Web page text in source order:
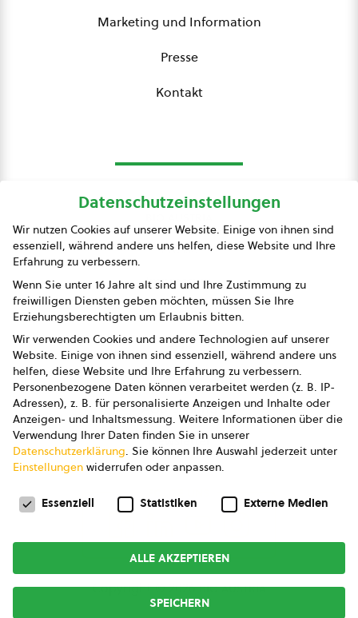
Marketing und Information
Presse
Kontakt
Presse
Impressum
Datenschutz
AGB
AGB Marketing GmbH
AGB Bildung
Newsletter
Copyright © 2026bio austria
Datenschutzeinstellungen
Wir nutzen Cookies auf unserer Website. Einige von ihnen sind
essenziell, während andere uns helfen, diese Website und Ihre
Erfahrung zu verbessern.
Wenn Sie unter 16 Jahre alt sind und Ihre Zustimmung zu
freiwilligen Diensten geben möchten, müssen Sie Ihre
Erziehungsberechtigten um Erlaubnis bitten.
Wir verwenden Cookies und andere Technologien auf unserer
Website. Einige von ihnen sind essenziell, während andere uns
helfen, diese Website und Ihre Erfahrung zu verbessern.
Personenbezogene Daten können verarbeitet werden (z. B. IP-
Adressen), z. B. für personalisierte Anzeigen und Inhalte oder
Anzeigen- und Inhaltsmessung. Weitere Informationen über die
Verwendung Ihrer Daten finden Sie in unserer
Datenschutzerklärung. Sie können Ihre Auswahl jederzeit unter
Einstellungen widerrufen oder anpassen.
Datenschutzeinstellungen
Essenziell Statistiken Externe Medien
ALLE AKZEPTIEREN
SPEICHERN